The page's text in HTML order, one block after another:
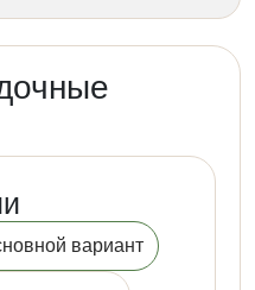
вариант